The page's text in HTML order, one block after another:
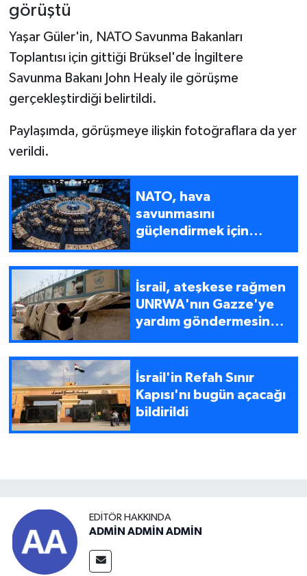
görüştü
Yaşar Güler'in, NATO Savunma Bakanları
Toplantısı için gittiği Brüksel'de İngiltere
Savunma Bakanı John Healy ile görüşme
gerçekleştirdiği belirtildi.
Paylaşımda, görüşmeye ilişkin fotoğraflara da yer
verildi.
NATO, hava
savunmasını
güçlendirmek için
topluyor
İsrail, ateşkese rağmen
UNRWA'nın Gazze'ye
yardım göndermesine
İsrail'in Refah Sınır
Kapısı'nı bugün açacağı
bildirildi
EDITÖR HAKKINDA
ADMİN ADMİN ADMİN